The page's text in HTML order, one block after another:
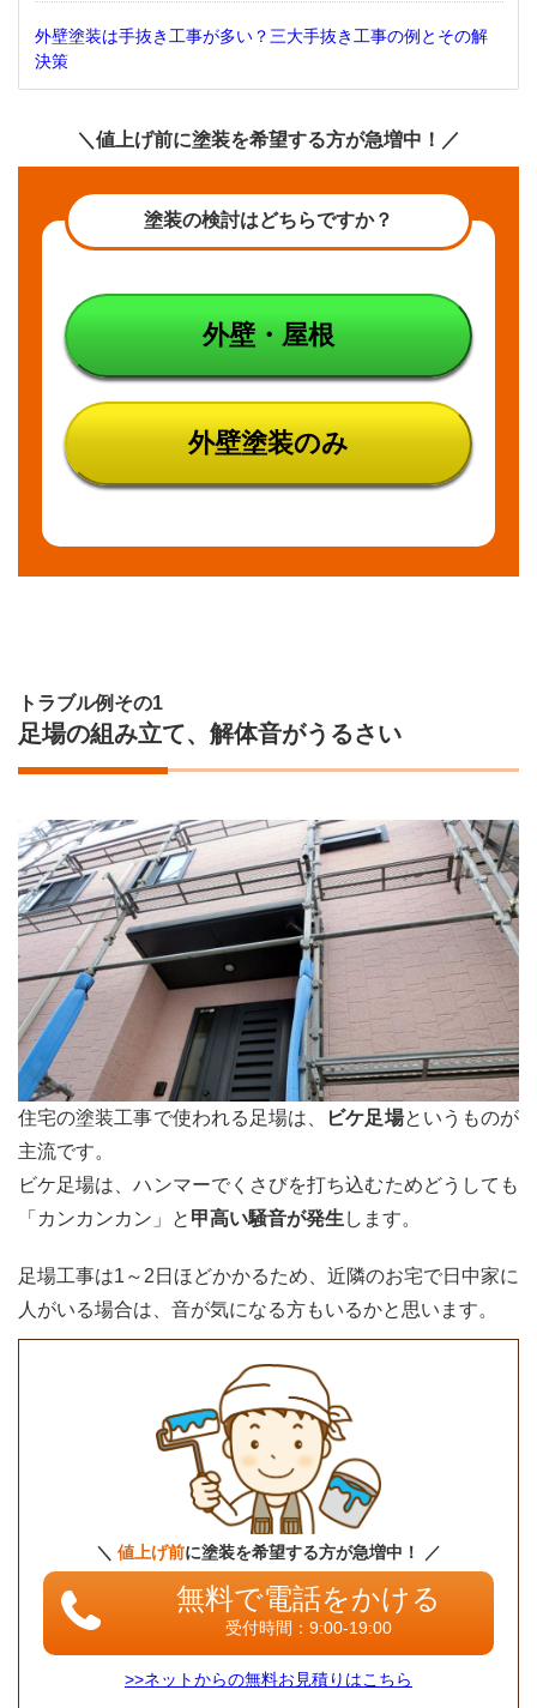
散っ
た
4
例そ
塗料
のに
これ
トラ
ブル
を解
は
外壁塗装は手抜き工事が多い？三大手抜き工事の例とその解
決策
＼値上げ前に塗装を希望する方が急増中！／
塗装の検討はどちらですか？
外壁・屋根
外壁塗装のみ
トラブル例その1
足場の組み立て、解体音がうるさい
住宅の塗装工事で使われる足場は、 ビケ足場というものが
主流です。
ビケ足場は、ハンマーでくさびを打ち込むためどうしても
「カンカンカン」と 甲高い騒音が発生 します。
足場工事は1～2日ほどかかるため、近隣のお宅で日中家に
人がいる場合は、音が気になる方もいるかと思います。
＼ 値上げ前に塗装を希望する方が急増中！ ／
無料で電話をかける
受付時間：9:00-19:00
>>ネットからの無料お見積りはこちら